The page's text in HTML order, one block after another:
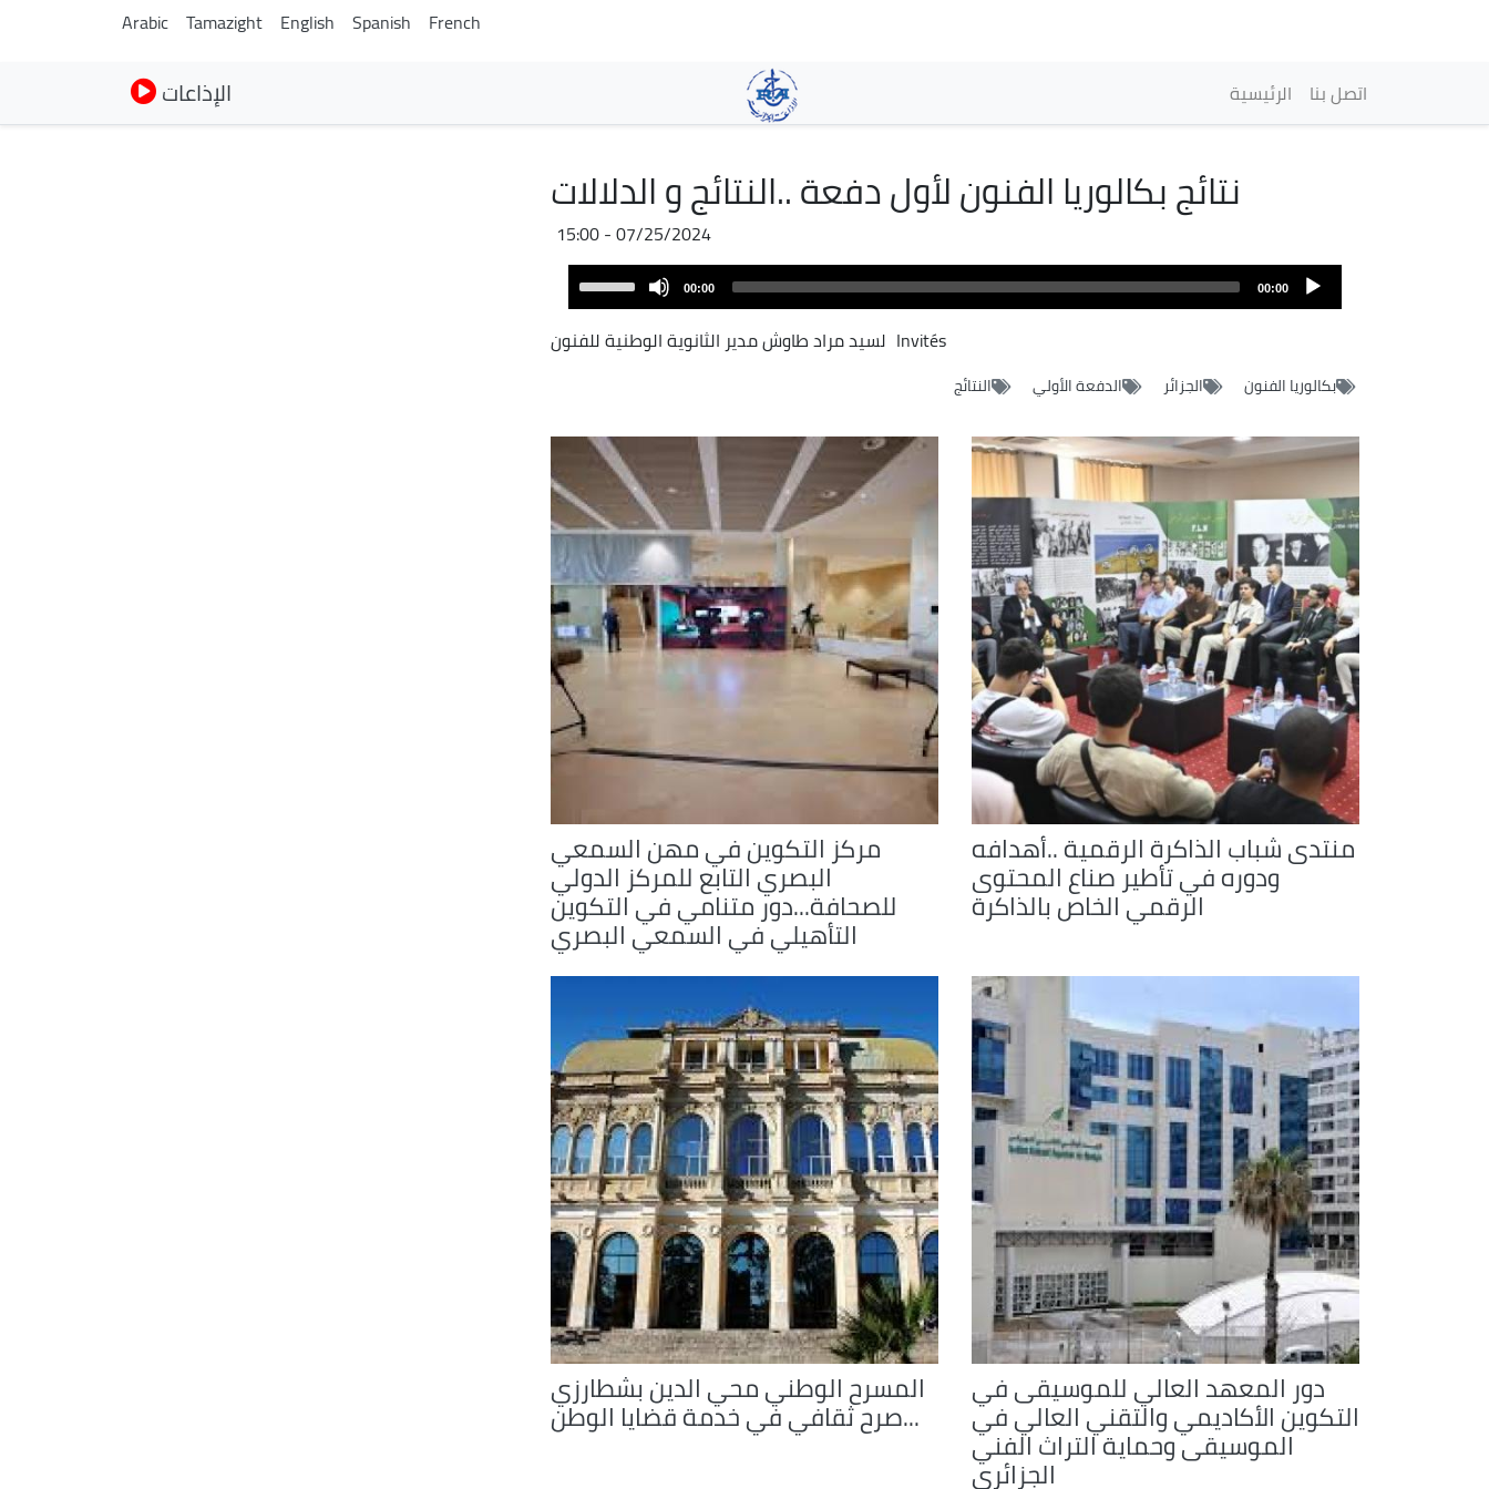
main
content
Arabic Tamazight English Spanish French
الإذاعات Main navigation
الرئيسية اتصل بنا
نتائج بكالوريا الفنون لأول دفعة ..النتائج و الدلالات
07/25/2024 - 15:00
Player
00:00
00:00
keys
or
volume.
Invités لسيد مراد طاوش مدير الثانوية الوطنية للفنون
بكالوريا الفنون الجزائر الدفعة الأولي النتائج
منتدى شباب الذاكرة الرقمية ..أهدافه
ودوره في تأطير صناع المحتوى
الرقمي الخاص بالذاكرة
مركز التكوين في مهن السمعي
البصري التابع للمركز الدولي
للصحافة...دور متنامي في التكوين
التأهيلي في السمعي البصري
دور المعهد العالي للموسيقى في
التكوين الأكاديمي والتقني العالي في
الموسيقى وحماية التراث الفني
الجزائري
المسرح الوطني محي الدين بشطارزي
...صرح ثقافي في خدمة قضايا الوطن